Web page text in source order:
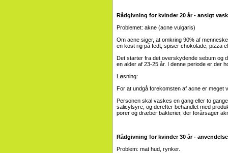
Rådgivning for kvinder 20 år - ansigt vask
Problemet: akne (acne vulgaris)
Om acne siger, at omkring 90% af
en kost rig på fedt, spiser chokolade, pizza
Det starter fra det overskydende sebum og
en alder af 23-25 ​​år. I denne periode er der
Løsning:
For at undgå forekomsten af ​​acne er meget
Personen skal vaskes en gang eller to
salicylsyre, og derefter behandlet med
porer og dræber bakterier, der forårsager
Rådgivning for kvinder 30 år -
Problem: mat hud, rynker.